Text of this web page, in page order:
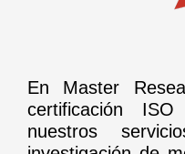
En Master
certificación
nuestros